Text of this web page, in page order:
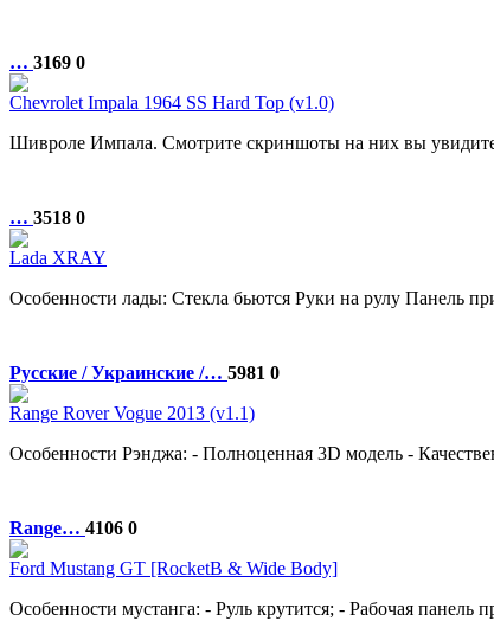
… 3169 0
Chevrolet Impala 1964 SS Hard Top (v1.0)
Шивроле Импала. Смотрите скриншоты на них вы
… 3518 0
Lada XRAY
Особенности лады: Стекла бьются Руки на рулу Панель
Русские / Украинские /… 5981 0
Range Rover Vogue 2013 (v1.1)
Особенности Рэнджа: - Полноценная 3D модель -
Range… 4106 0
Ford Mustang GT [RocketB & Wide Body]
Особенности мустанга: - Руль крутится; - Рабочая